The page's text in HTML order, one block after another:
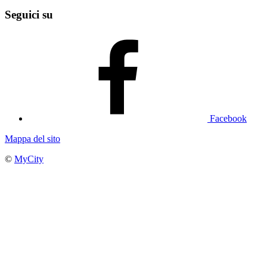
Seguici su
Facebook
Mappa del sito
© MyCity